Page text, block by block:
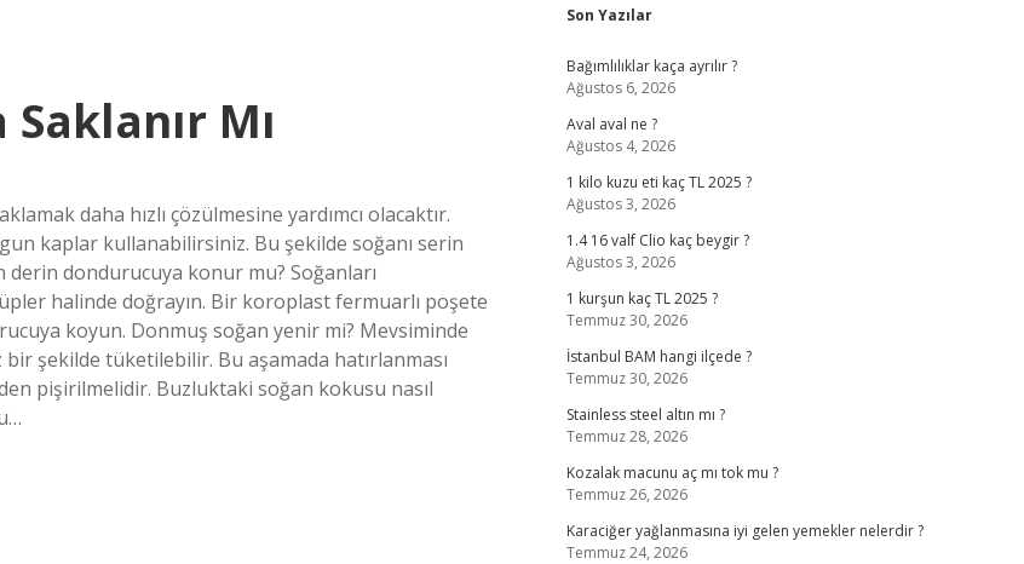
Mı
daha hızlı çözülmesine yardımcı olacaktır.
kaplar kullanabilirsiniz. Bu şekilde soğanı serin
dondurucuya konur mu? Soğanları
halinde doğrayın. Bir koroplast fermuarlı poşete
koyun. Donmuş soğan yenir mi? Mevsiminde
şekilde tüketilebilir. Bu aşamada hatırlanması
pişirilmelidir. Buzluktaki soğan kokusu nasıl
Sidebar
Son Yazılar
Bağımlılıklar kaça ayrılır ?
Ağustos 6, 2026
Aval aval ne ?
Ağustos 4, 2026
1 kilo kuzu eti kaç TL 2025 ?
Ağustos 3, 2026
1.4 16 valf Clio kaç beygir ?
Ağustos 3, 2026
1 kurşun kaç TL 2025 ?
Temmuz 30, 2026
İstanbul BAM hangi ilçede ?
Temmuz 30, 2026
Stainless steel altın mı ?
Temmuz 28, 2026
Kozalak macunu aç mı tok mu ?
Temmuz 26, 2026
Karaciğer yağlanmasına iyi gelen yemekler nelerdir ?
Temmuz 24, 2026